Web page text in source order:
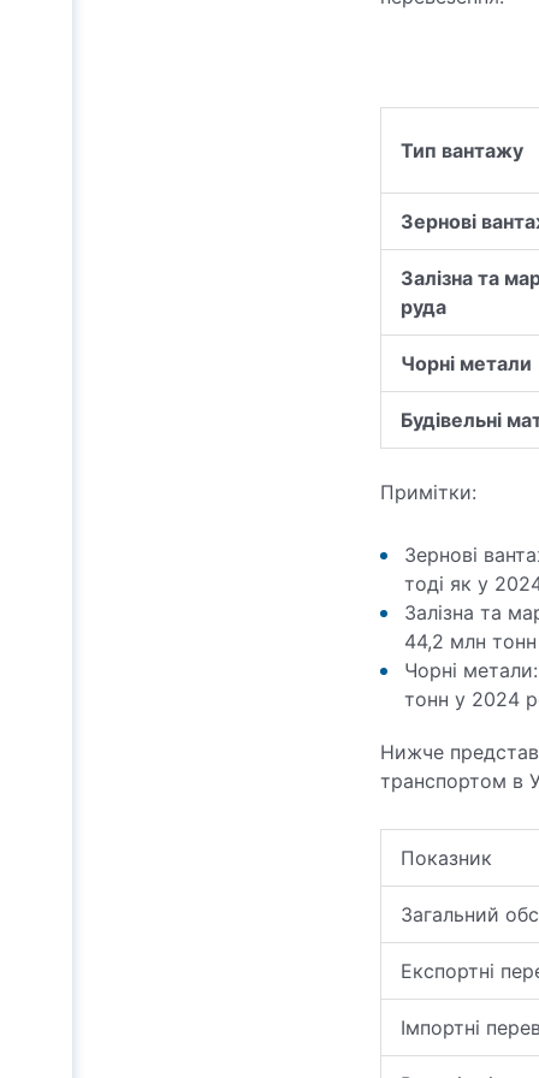
Тип вантажу
Зернові
Залізна та
руда
Чорні метали
Будівельні
Примітки:
Зернові
тоді як у
Залізна та
44,2 млн
Чорні
тонн у 2024
Нижче
транспортом в
Показник
Загальний
Експортні
Імпортні